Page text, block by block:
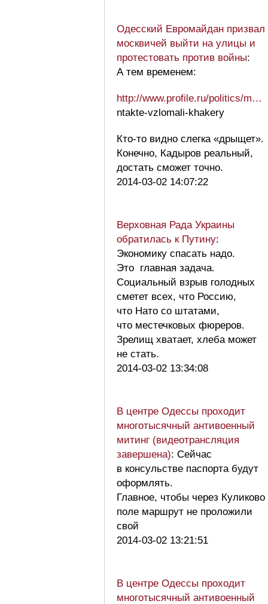
Одесский Евромайдан призвал
москвичей выйти на улицы и
протестовать против войны:
А тем временем:
http://www.profile.ru/politics/m…
ntakte-vzlomali-khakery
Кто-то видно слегка «дрыщет».
Конечно, Кадыров реальный,
достать сможет точно.
2014-03-02 14:07:22
Верховная Рада Украины
обратилась к Путину:
Экономику спасать надо.
Это главная задача.
Социальный взрыв голодных
сметет всех, что Россию,
что Нато со штатами,
что местечковых фюреров.
Зрелищ хватает, хлеба может
не стать.
2014-03-02 13:34:08
В центре Одессы проходит
многотысячный антивоенный
митинг (видеотрансляция
завершена): Сейчас
в консульстве паспорта будут
оформлять.
Главное, чтобы через Куликово
поле маршрут не проложили
свой
2014-03-02 13:21:51
В центре Одессы проходит
многотысячный антивоенный